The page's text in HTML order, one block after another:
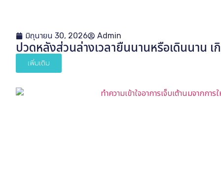
มิถุนายน 30, 2026 Admin
ปวดหลังส่วนล่างเวลายืนนานหรือเดินนาน เ
เพิ่มเติม